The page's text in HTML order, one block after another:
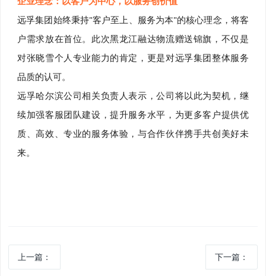
远孚集团始终秉持"客户至上、服务为本"的核心理念，将客
户需求放在首位。此次黑龙江融达物流赠送锦旗，不仅是
对张晓雪个人专业能力的肯定，更是对远孚集团整体服务
品质的认可。
远孚哈尔滨公司相关负责人表示，公司将以此为契机，继
续加强客服团队建设，提升服务水平，为更多客户提供优
质、高效、专业的服务体验，与合作伙伴携手共创美好未
来。
上一篇： 下一篇：